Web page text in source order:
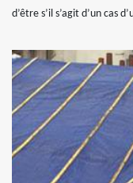
d’être s’il s’agit d’un cas